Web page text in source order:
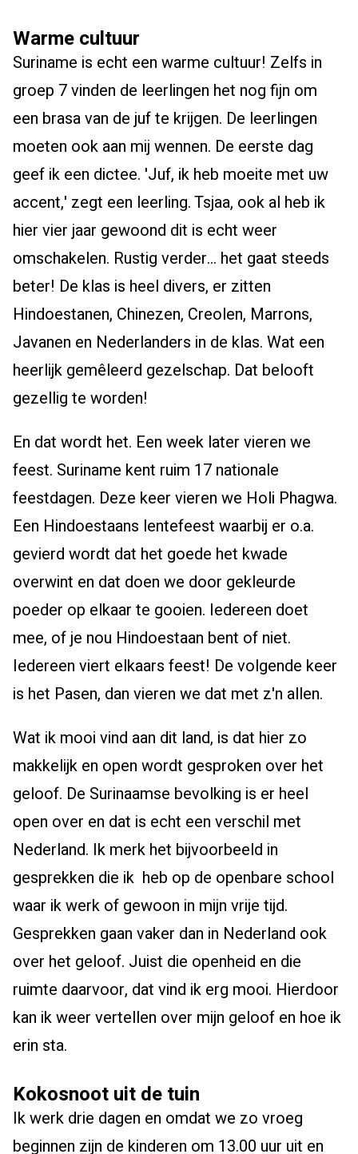
Warme cultuur
Suriname is echt een warme cultuur! Zelfs in
groep 7 vinden de leerlingen het nog fijn om
een brasa van de juf te krijgen. De leerlingen
moeten ook aan mij wennen. De eerste dag
geef ik een dictee. 'Juf, ik heb moeite met uw
accent,' zegt een leerling. Tsjaa, ook al heb ik
hier vier jaar gewoond dit is echt weer
omschakelen. Rustig verder… het gaat steeds
beter! De klas is heel divers, er zitten
Hindoestanen, Chinezen, Creolen, Marrons,
Javanen en Nederlanders in de klas. Wat een
heerlijk gemêleerd gezelschap. Dat belooft
gezellig te worden!
En dat wordt het. Een week later vieren we
feest. Suriname kent ruim 17 nationale
feestdagen. Deze keer vieren we Holi Phagwa.
Een Hindoestaans lentefeest waarbij er o.a.
gevierd wordt dat het goede het kwade
overwint en dat doen we door gekleurde
poeder op elkaar te gooien. Iedereen doet
mee, of je nou Hindoestaan bent of niet.
Iedereen viert elkaars feest! De volgende keer
is het Pasen, dan vieren we dat met z'n allen.
Wat ik mooi vind aan dit land, is dat hier zo
makkelijk en open wordt gesproken over het
geloof. De Surinaamse bevolking is er heel
open over en dat is echt een verschil met
Nederland. Ik merk het bijvoorbeeld in
gesprekken die ik heb op de openbare school
waar ik werk of gewoon in mijn vrije tijd.
Gesprekken gaan vaker dan in Nederland ook
over het geloof. Juist die openheid en die
ruimte daarvoor, dat vind ik erg mooi. Hierdoor
kan ik weer vertellen over mijn geloof en hoe ik
erin sta.
Kokosnoot uit de tuin
Ik werk drie dagen en omdat we zo vroeg
beginnen zijn de kinderen om 13.00 uur uit en